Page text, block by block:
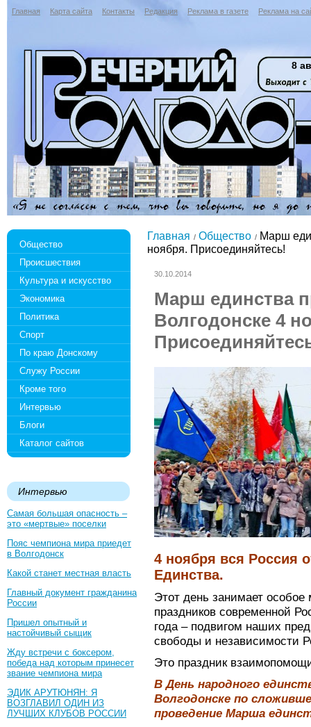
Главная Карта сайта Контакты Редакция Реклама в газете Реклама на
8
Общество
Происшествия
Культура и искусство
Экономика
Политика
Спорт
По краю Донскому
Служу России
Кроме того
Интервью
Блоги
Каталог сайтов
Интервью
Самая большая опасность –
это «мертвые» поселки
Пояс чемпиона мира приедет
в Волгодонск
Какой станет местная власть
Главный документ гражданина
России
Пришел опытный и
настойчивый сыщик
Жду встречи с боксером,
победа над которым принесет
звание чемпиона мира
ЭДИК АРУТЮНЯН: Я
ВОЗГЛАВИЛ ОДИН ИЗ
ЛУЧШИХ КЛУБОВ РОССИИ
Главная Общество
Марш
ноября. Присоединяйтесь!
30.10.2014
Марш единства
Волгодонске 4
4 ноября вся Россия
Единства.
Этот день занимает особое
праздников современной
года – подвигом наших
свободы и независимости
Это праздник
В День народного
Волгодонске по
проведение Марша